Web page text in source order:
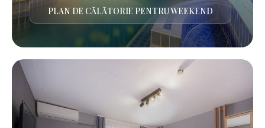
PLAN DE CĂLĂTORIE PENTRU WEEKEND